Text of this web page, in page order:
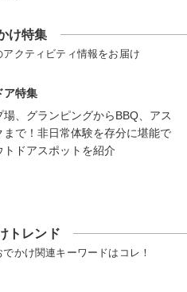
け特集
クティビティ情報をお届け
ア特集
場、グランピングからBBQ、アス
まで！非日常体験を存分に堪能で
トドアスポットを紹介
トレンド
かけ関連キーワードはコレ！